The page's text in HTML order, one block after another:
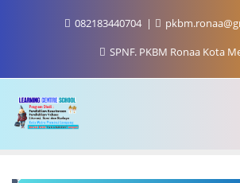
082183440704
SPNF. PKBM Ronaa Kota